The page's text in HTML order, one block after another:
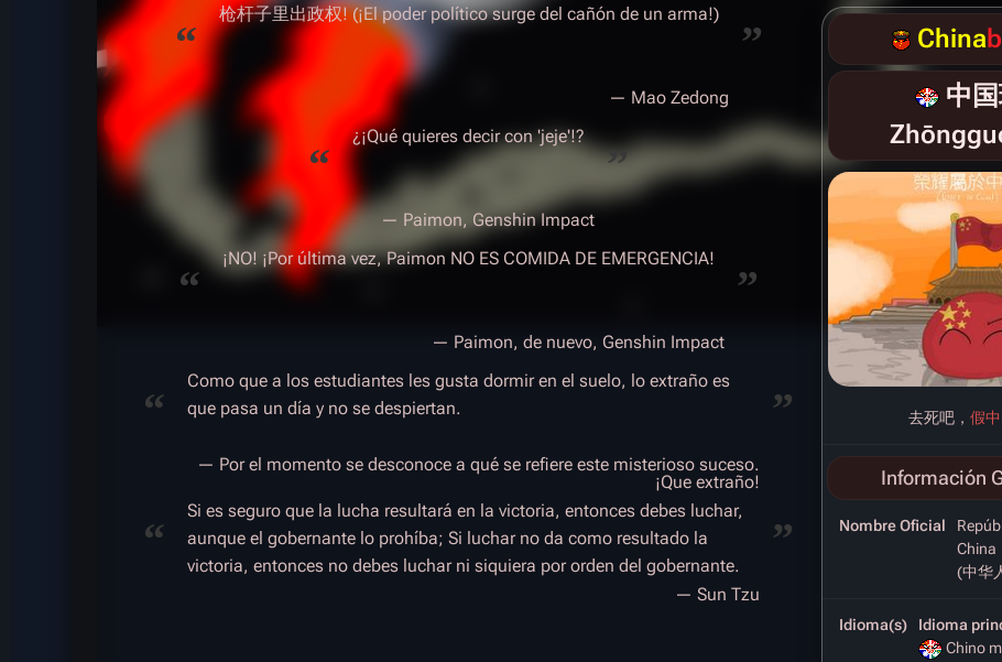
China
中
去死吧， 假
Información
Nombre Oficial
China
(中华
Idioma(s)
Idioma
Chino
“
枪杆子里出政权! (¡El poder político surge del cañón de un arma!)
”
— Mao Zedong
“
¿¡Qué quieres decir con 'jeje'!?
”
— Paimon, Genshin Impact
“
¡NO! ¡Por última vez, Paimon NO ES COMIDA DE EMERGENCIA!
”
— Paimon, de nuevo, Genshin Impact
“
Como que a los estudiantes les gusta dormir en el suelo, lo extraño es
que pasa un día y no se despiertan.
”
— Por el momento se desconoce a qué se refiere este misterioso suceso.
¡Que extraño!
“
Si es seguro que la lucha resultará en la victoria, entonces debes luchar,
aunque el gobernante lo prohíba; Si luchar no da como resultado la
victoria, entonces no debes luchar ni siquiera por orden del gobernante.
”
— Sun Tzu